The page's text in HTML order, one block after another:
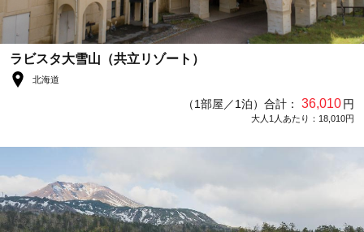
ラビスタ大雪山（共立リゾート）
北海道
（1部屋／1泊）合計： 36,010円
大人1人あたり：18,010円